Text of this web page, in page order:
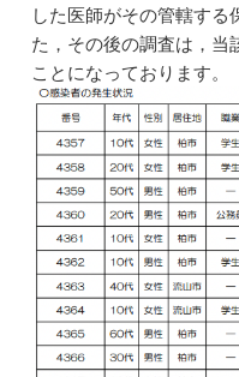
した医師がその管轄する
た，その後の調査は，当
ことになっております。